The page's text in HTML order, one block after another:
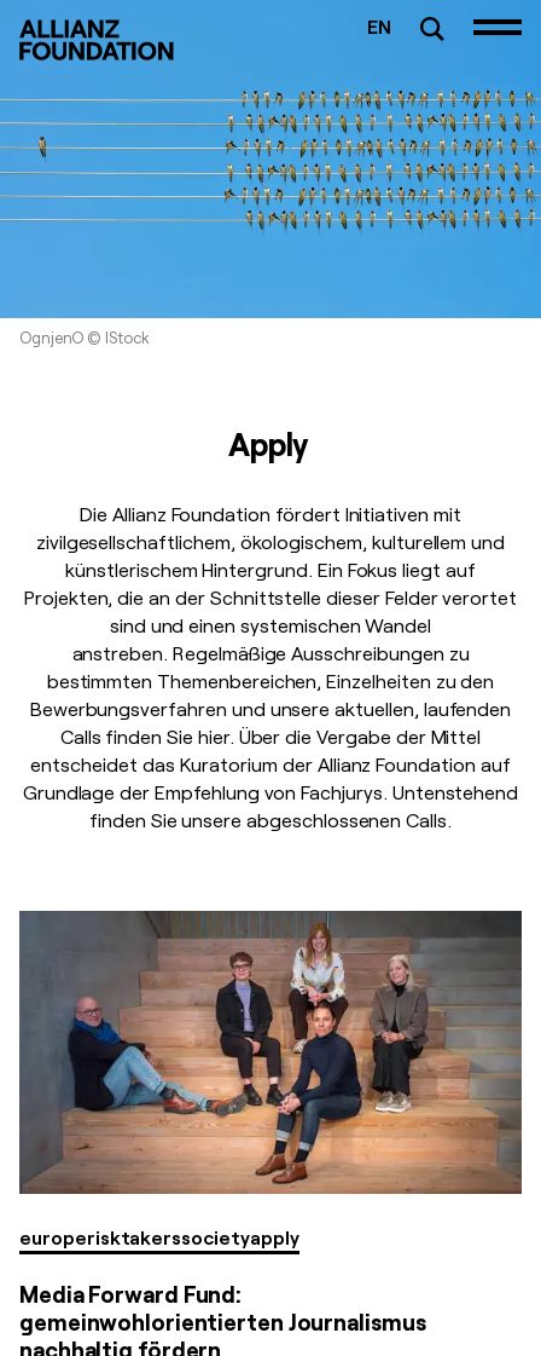
EN
OgnjenO © IStock
Apply
Die Allianz Foundation fördert Initiativen mit
zivilgesellschaftlichem, ökologischem, kulturellem und
künstlerischem Hintergrund. Ein Fokus liegt auf
Projekten, die an der Schnittstelle dieser Felder verortet
sind und einen systemischen Wandel
anstreben. Regelmäßige Ausschreibungen zu
bestimmten Themenbereichen, Einzelheiten zu den
Bewerbungsverfahren und unsere aktuellen, laufenden
Calls finden Sie hier. Über die Vergabe der Mittel
entscheidet das Kuratorium der Allianz Foundation auf
Grundlage der Empfehlung von Fachjurys. Untenstehend
finden Sie unsere abgeschlossenen Calls.
europerisktakerssocietyapply
Media Forward Fund:
gemeinwohlorientierten Journalismus
nachhaltig fördern